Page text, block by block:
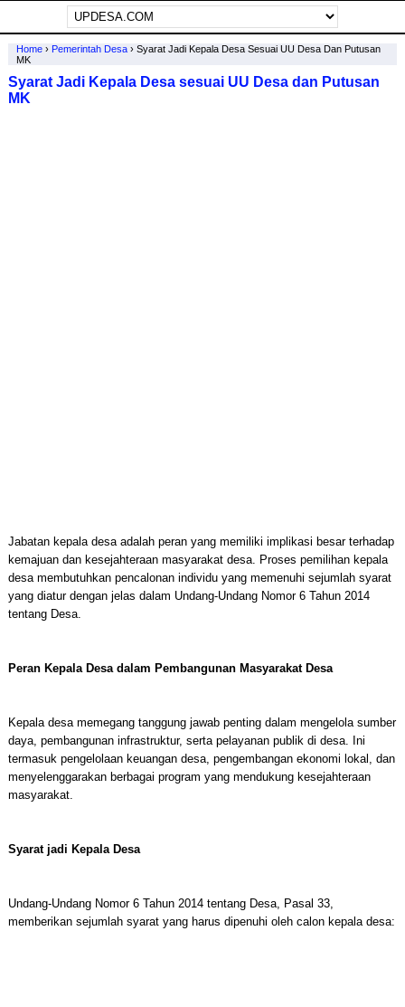
Home› Pemerintah Desa› Syarat Jadi Kepala Desa Sesuai UU Desa Dan Putusan
MK
Syarat Jadi Kepala Desa sesuai UU Desa dan Putusan
MK
Jabatan kepala desa adalah peran yang memiliki implikasi besar terhadap
kemajuan dan kesejahteraan masyarakat desa. Proses pemilihan kepala
desa membutuhkan pencalonan individu yang memenuhi sejumlah syarat
yang diatur dengan jelas dalam Undang-Undang Nomor 6 Tahun 2014
tentang Desa.
Peran Kepala Desa dalam Pembangunan Masyarakat Desa
Kepala desa memegang tanggung jawab penting dalam mengelola sumber
daya, pembangunan infrastruktur, serta pelayanan publik di desa. Ini
termasuk pengelolaan keuangan desa, pengembangan ekonomi lokal, dan
menyelenggarakan berbagai program yang mendukung kesejahteraan
masyarakat.
Syarat jadi Kepala Desa
Undang-Undang Nomor 6 Tahun 2014 tentang Desa, Pasal 33,
memberikan sejumlah syarat yang harus dipenuhi oleh calon kepala desa: